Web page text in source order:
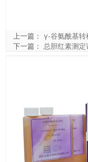
上一篇： γ-谷氨酰基
下一篇： 总胆红素测